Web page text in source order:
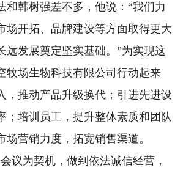
韩树强差不多，他说：“我们力
场开拓、品牌建设等方面取得更大
远发展奠定坚实基础。”为实现这
牧场生物科技有限公司行动起来
，推动产品升级换代；引进先进设
；培训员工，提升整体素质和团队
场营销力度，拓宽销售渠道。
为契机，做到依法诚信经营，